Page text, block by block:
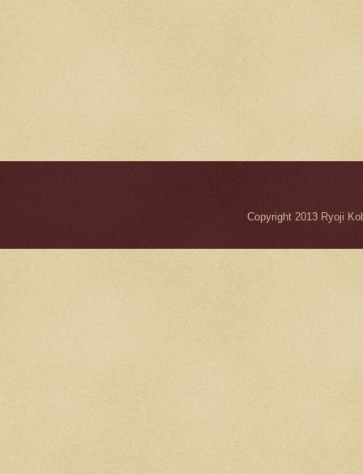
Copyright 2013 Ryoji